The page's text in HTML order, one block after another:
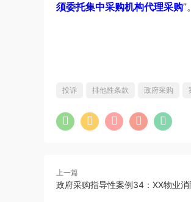
须委托集中采购机构代理采购”
投诉 排他性条款 政府采购
上一篇
政府采购指导性案例34：XX物业